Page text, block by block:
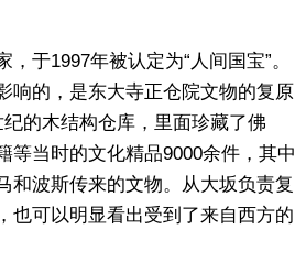
于1997年被认定为“人间国宝”。
响的，是东大寺正仓院文物的复原
的木结构仓库，里面珍藏了佛
等当时的文化精品9000余件，其中
和波斯传来的文物。从大坂负责复
也可以明显看出受到了来自西方的